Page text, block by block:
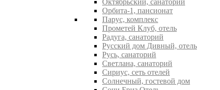
Октябрьский, санаторий
Орбита-1, пансионат
Парус, комплекс
Прометей Клуб, отель
Радуга, санаторий
Русский дом Дивный, отель
Русь, санаторий
Светлана, санаторий
Сириус, сеть отелей
Солнечный, гостевой дом